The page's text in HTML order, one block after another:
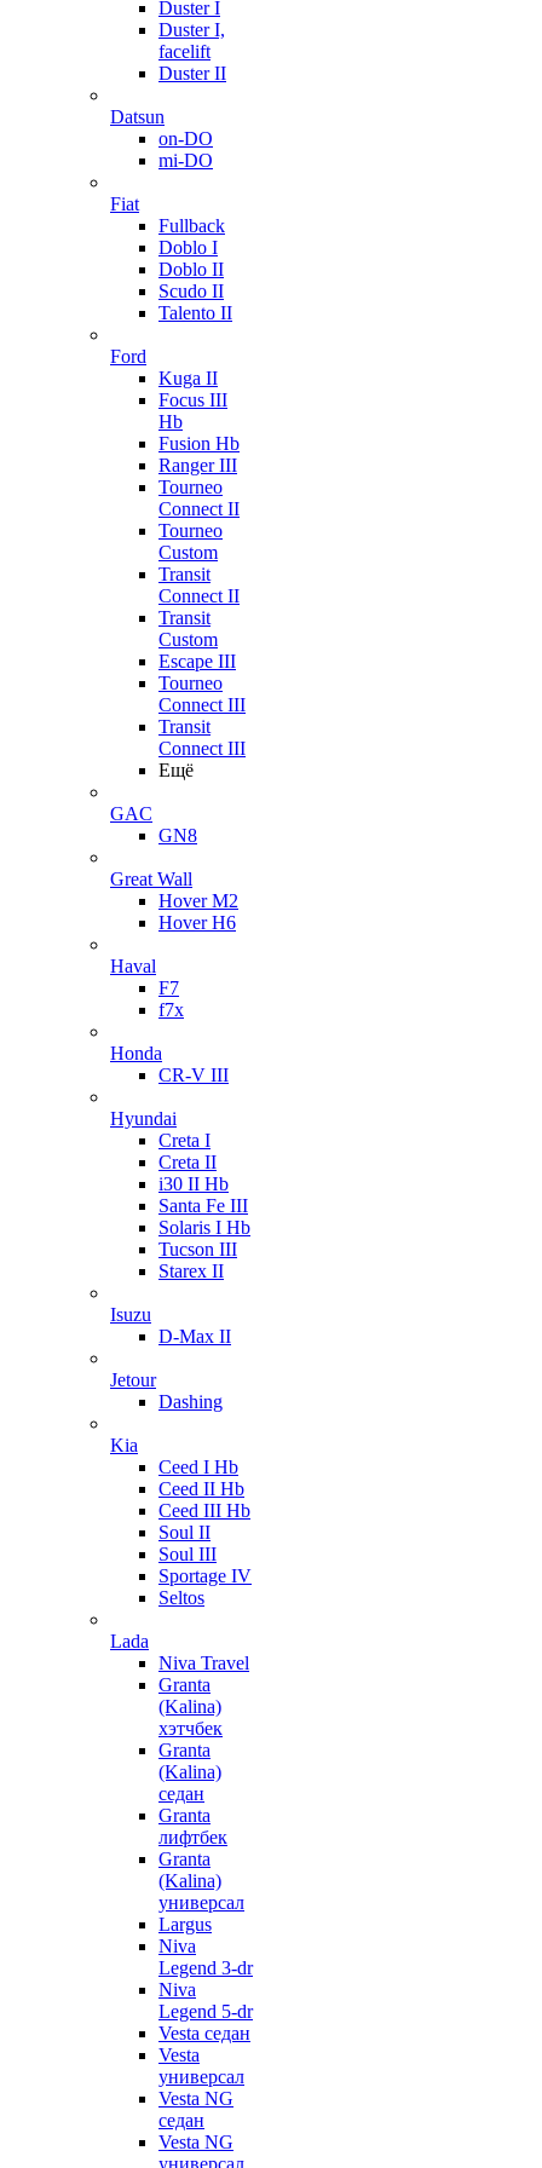
Duster I
Duster I,
facelift
Duster II
Datsun
on-DO
mi-DO
Fiat
Fullback
Doblo I
Doblo II
Scudo II
Talento II
Ford
Kuga II
Focus III
Hb
Fusion Hb
Ranger III
Tourneo
Connect II
Tourneo
Custom
Transit
Connect II
Transit
Custom
Escape III
Tourneo
Connect III
Transit
Connect III
Ещё
GAC
GN8
Great Wall
Hover M2
Hover H6
Haval
F7
f7x
Honda
CR-V III
Hyundai
Creta I
Creta II
i30 II Hb
Santa Fe III
Solaris I Hb
Tucson III
Starex II
Isuzu
D-Max II
Jetour
Dashing
Kia
Ceed I Hb
Ceed II Hb
Ceed III Hb
Soul II
Soul III
Sportage IV
Seltos
Lada
Niva Travel
Granta
(Kalina)
хэтчбек
Granta
(Kalina)
седан
Granta
лифтбек
Granta
(Kalina)
универсал
Largus
Niva
Legend 3-dr
Niva
Legend 5-dr
Vesta седан
Vesta
универсал
Vesta NG
седан
Vesta NG
универсал